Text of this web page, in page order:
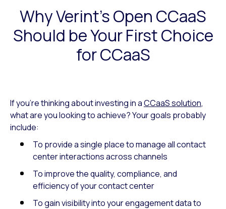
Why Verint’s Open CCaaS
Should be Your First Choice
for CCaaS
If you’re thinking about investing in aCCaaS solution,
what are you looking to achieve? Your goals probably
include:
To provide a single place to manage all contact
center interactions across channels
To improve the quality, compliance, and
efficiency of your contact center
To gain visibility into your engagement data to